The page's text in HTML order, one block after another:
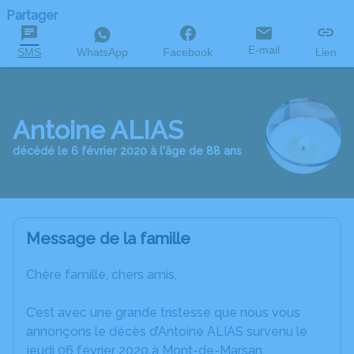
Partager
SMS WhatsApp Facebook E-mail Lien
Antoine ALIAS
décédé le 6 février 2020 à l'âge de 88 ans
Message de la famille
Chère famille, chers amis,
C’est avec une grande tristesse que nous vous
annonçons le décès d’Antoine ALIAS survenu le
jeudi 06 février 2020 à Mont-de-Marsan.